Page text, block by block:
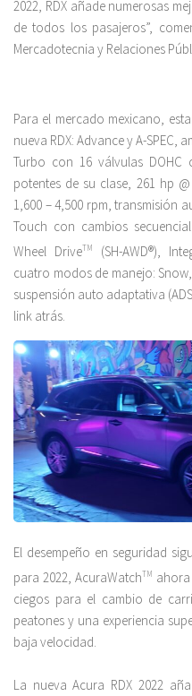
2022, RDX añade numerosas
de todos los pasajeros”,
Mercadotecnia y Relaciones
Para el mercado mexicano,
nueva RDX: Advance y A-
Turbo con 16 válvulas
potentes de su clase, 261 hp
1,600 – 4,500 rpm, transmisión
Touch con cambios
Wheel DriveTM
(SH-AWD®),
cuatro modos de manejo:
suspensión auto adaptativa
link atrás.
El desempeño en seguridad
para 2022, AcuraWatchTM
ciegos para el cambio de
peatones y una experiencia
baja velocidad.
La nueva Acura RDX 2022